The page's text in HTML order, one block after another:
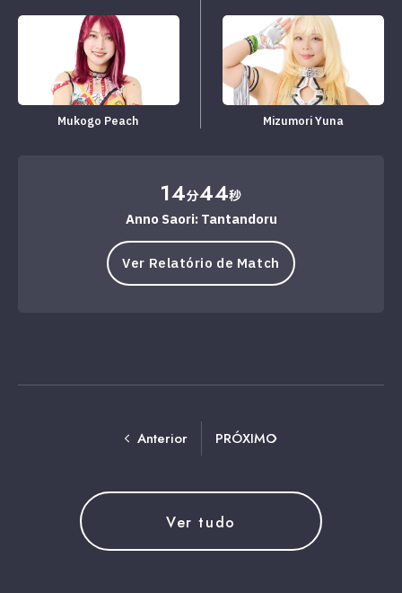
Mukogo Peach Mizumori Yuna
14分44秒
Anno Saori: Tantandoru
Ver Relatório de Match
Anterior PRÓXIMO
Ver tudo